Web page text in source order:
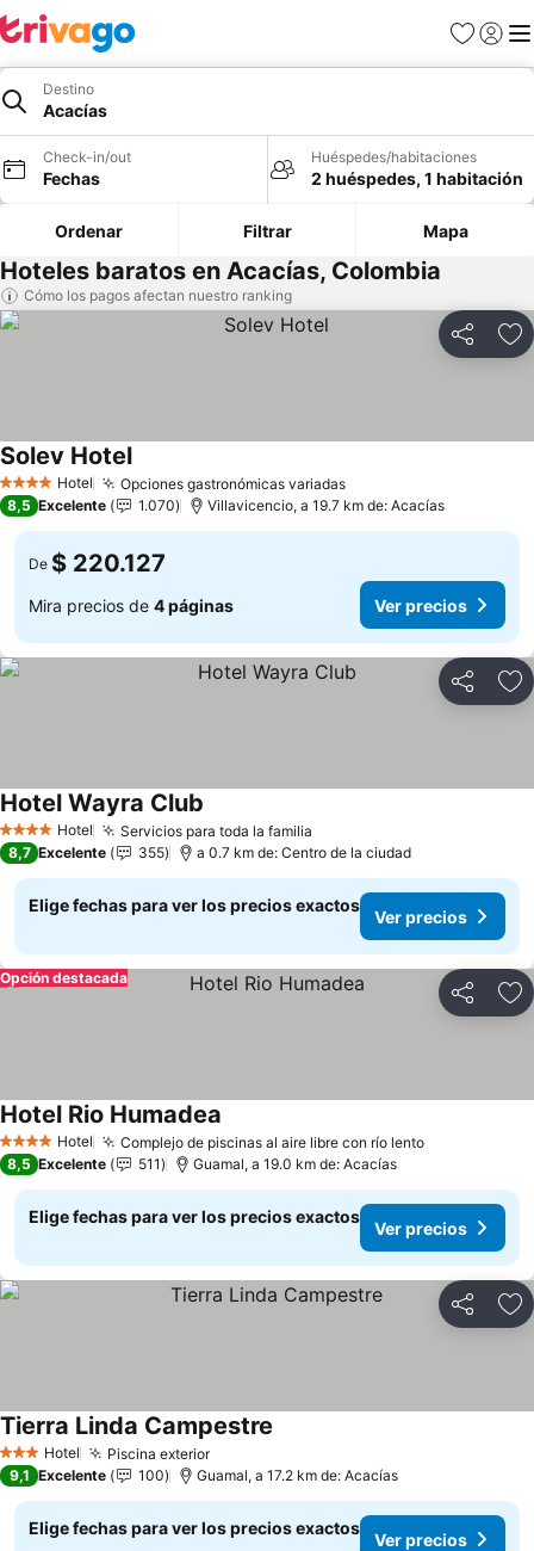
Favoritos
Iniciar
Destino
Acacías
Check-in/out
Fechas
Huéspedes/habitaciones
2 huéspedes, 1 habitación
Ordenar Filtrar Mapa
Hoteles baratos en Acacías, Colombia
Cómo los pagos afectan nuestro ranking
Compartir
4 EstrellasHotel Opciones gastronómicas variadasVer precios
Solev HotelVer precios
8,5 Excelente 1.070 Villavicencio, a 19.7 km de: Acacías
De $ 220.127
Mira precios de 4 páginas Ver precios
Compartir
4 EstrellasHotel Servicios para toda la familia
Hotel Wayra Club
8,7 Excelente 355 a 0.7 km de: Centro de la ciudad
Elige fechas para ver los precios exactos
Ver precios
Compartir
Opción destacada
4 EstrellasHotel Complejo de piscinas al aire libre con río lentoVer precios
Hotel Rio Humadea
8,5 Excelente 511 Guamal, a 19.0 km de: Acacías
Elige fechas para ver los precios exactos
Ver precios
Compartir
3 Estrellas
Hotel Piscina exteriorVer precios
Tierra Linda Campestre
9,1 Excelente 100 Guamal, a 17.2 km de: Acacías
Elige fechas para ver los precios exactos
Ver precios